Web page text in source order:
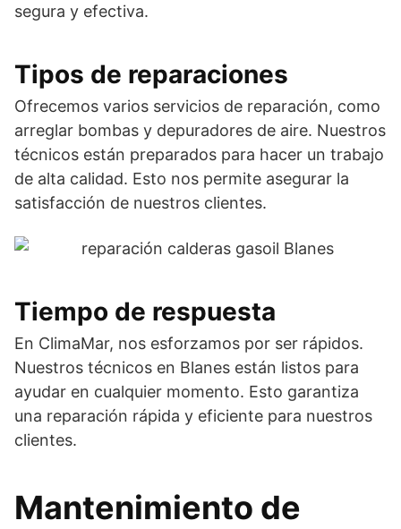
segura y efectiva.
Tipos de reparaciones
Ofrecemos varios servicios de reparación, como
arreglar bombas y depuradores de aire. Nuestros
técnicos están preparados para hacer un trabajo
de alta calidad. Esto nos permite asegurar la
satisfacción de nuestros clientes.
Tiempo de respuesta
En ClimaMar, nos esforzamos por ser rápidos.
Nuestros técnicos en Blanes están listos para
ayudar en cualquier momento. Esto garantiza
una reparación rápida y eficiente para nuestros
clientes.
Mantenimiento de